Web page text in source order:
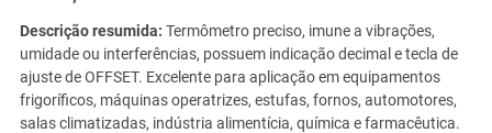
Descrição resumida: Termômetro preciso, imune a vibrações,
umidade ou interferências, possuem indicação decimal e tecla de
ajuste de OFFSET. Excelente para aplicação em equipamentos
frigoríficos, máquinas operatrizes, estufas, fornos, automotores,
salas climatizadas, indústria alimentícia, química e farmacêutica.